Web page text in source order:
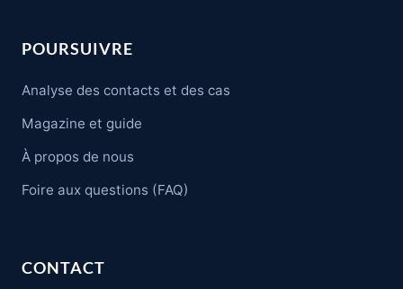
POURSUIVRE
Analyse des contacts et des cas
Magazine et guide
À propos de nous
Foire aux questions (FAQ)
CONTACT